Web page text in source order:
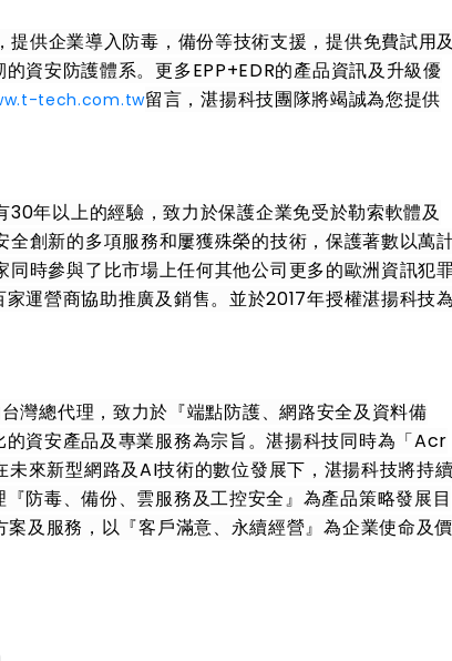
供企業導入防毒，備份等技術支援，提供免費試用及
資安防護體系。更多EPP+EDR的產品資訊及升級優
tech.com.tw留言，湛揚科技團隊將竭誠為您提供
30年以上的經驗，致力於保護企業免受於勒索軟體及
全創新的多項服務和屢獲殊榮的技術，保護著數以萬
同時參與了比市場上任何其他公司更多的歐洲資訊犯
運營商協助推廣及銷售。並於2017年授權湛揚科技為
灣總代理，致力於『端點防護、網路安全及資料備
資安產品及專業服務為宗旨。湛揚科技同時為「Acr
來新型網路及AI技術的數位發展下，湛揚科技將持續
防毒、備份、雲服務及工控安全』為產品策略發展目
及服務，以『客戶滿意、永續經營』為企業使命及價